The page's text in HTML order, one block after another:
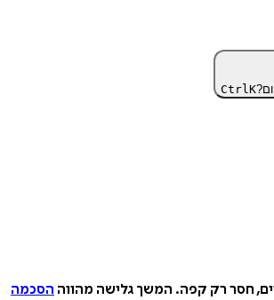
CtrlK
חסר רק קפה. המשך גלישה מהווה הסכמה